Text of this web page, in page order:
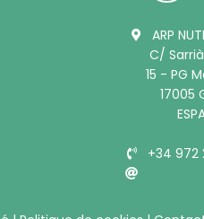
ARP
C/ Sarrià
15 - PG
17005
+34 972